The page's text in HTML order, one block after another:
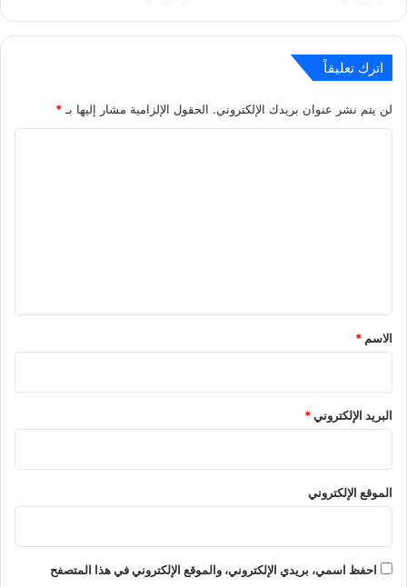
اترك تعليقاً
لن يتم نشر عنوان بريدك الإلكتروني. الحقول الإلزامية مشار إليها بـ *
*
الاسم *
البريد الإلكتروني*
الموقع الإلكتروني
احفظ اسمي، بريدي الإلكتروني، والموقع الإلكتروني في هذا المتصفح